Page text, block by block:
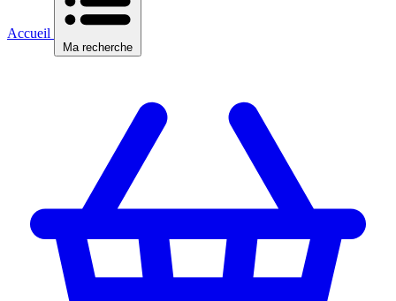
Accueil
Ma recherche